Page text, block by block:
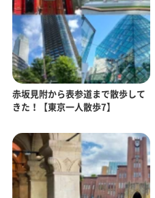
赤坂見附から表参道まで散歩して
きた！【東京一人散歩7】